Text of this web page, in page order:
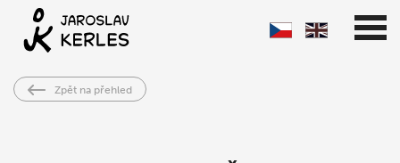
Zpět na přehled